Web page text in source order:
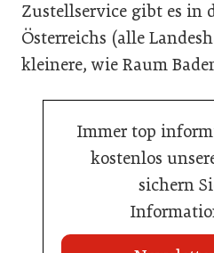
Zustellservice gibt es in
Österreichs (alle
kleinere, wie Raum
Immer top
kostenlos
sichern